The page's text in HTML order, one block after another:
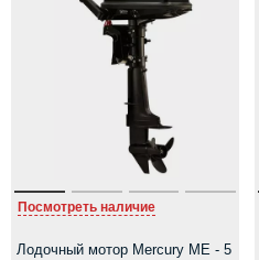
Посмотреть наличие
Лодочный мотор Mercury ME - 5